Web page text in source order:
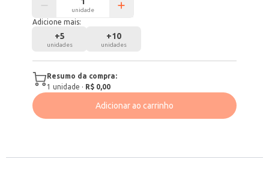
unidade
Adicione mais:
+5
unidades
+10
unidades
Resumo da compra:
1 unidade · R$ 0,00
Adicionar ao carrinho